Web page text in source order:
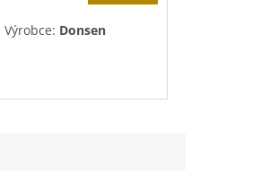
Výrobce: Donsen